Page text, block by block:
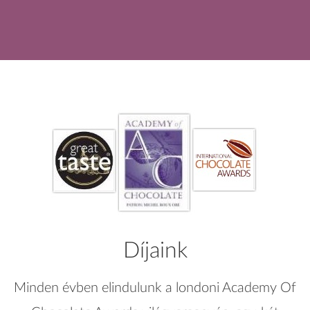
Díjaink
Minden évben elindulunk a londoni Academy Of